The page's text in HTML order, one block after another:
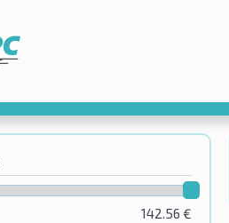
142.56 €